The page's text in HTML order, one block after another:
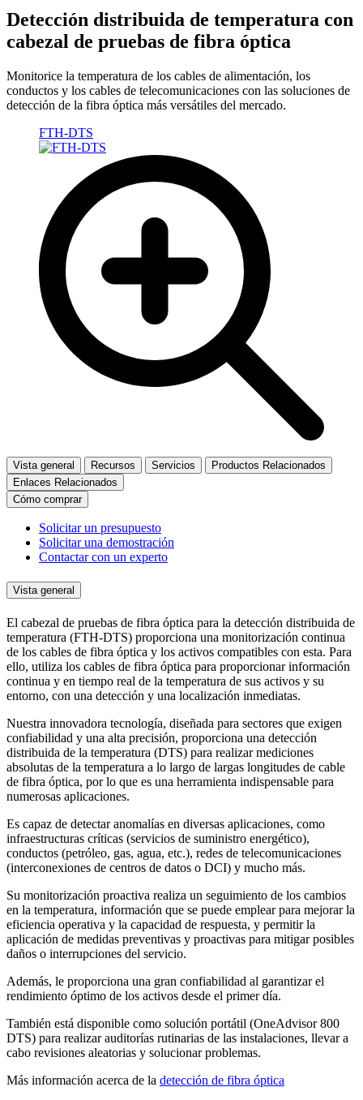
Detección distribuida de temperatura con
cabezal de pruebas de fibra óptica
Monitorice la temperatura de los cables de alimentación, los
conductos y los cables de telecomunicaciones con las soluciones de
detección de la fibra óptica más versátiles del mercado.
FTH-DTS
Vista general Recursos Servicios
Productos Relacionados
Enlaces Relacionados
Cómo comprar
Solicitar un presupuesto
Solicitar una demostración
Contactar con un experto
Vista general
El cabezal de pruebas de fibra óptica para la detección distribuida de
temperatura (FTH-DTS) proporciona una monitorización continua
de los cables de fibra óptica y los activos compatibles con esta. Para
ello, utiliza los cables de fibra óptica para proporcionar información
continua y en tiempo real de la temperatura de sus activos y su
entorno, con una detección y una localización inmediatas.
Nuestra innovadora tecnología, diseñada para sectores que exigen
confiabilidad y una alta precisión, proporciona una detección
distribuida de la temperatura (DTS) para realizar mediciones
absolutas de la temperatura a lo largo de largas longitudes de cable
de fibra óptica, por lo que es una herramienta indispensable para
numerosas aplicaciones.
Es capaz de detectar anomalías en diversas aplicaciones, como
infraestructuras críticas (servicios de suministro energético),
conductos (petróleo, gas, agua, etc.), redes de telecomunicaciones
(interconexiones de centros de datos o DCI) y mucho más.
Su monitorización proactiva realiza un seguimiento de los cambios
en la temperatura, información que se puede emplear para mejorar la
eficiencia operativa y la capacidad de respuesta, y permitir la
aplicación de medidas preventivas y proactivas para mitigar posibles
daños o interrupciones del servicio.
Además, le proporciona una gran confiabilidad al garantizar el
rendimiento óptimo de los activos desde el primer día.
También está disponible como solución portátil (OneAdvisor 800
DTS) para realizar auditorías rutinarias de las instalaciones, llevar a
cabo revisiones aleatorias y solucionar problemas.
Más información acerca de la detección de fibra óptica